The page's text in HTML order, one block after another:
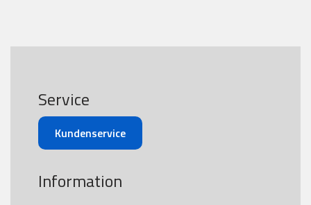
Service
Kundenservice
Information